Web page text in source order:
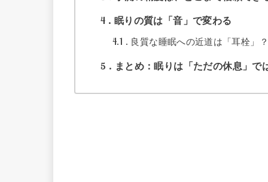
4 眠りの質は「音」で変わる
4.1 良質な睡眠への近道は「耳栓」
5 まとめ：眠りは「ただの休息」で